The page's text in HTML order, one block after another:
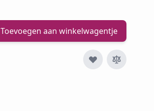
Toevoegen aan winkelwagentje